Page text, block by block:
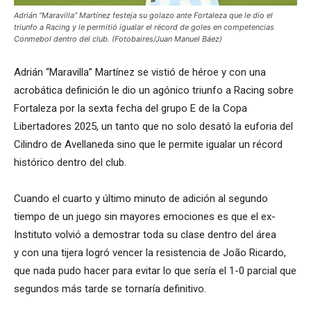
Adrián “Maravilla” Martínez festeja su golazo ante Fortaleza que le dio el
triunfo a Racing y le permitió igualar el récord de goles en competencias
Conmebol dentro del club. (Fotobaires/Juan Manuel Báez)
Adrián “Maravilla” Martínez se vistió de héroe y con una
acrobática definición le dio un agónico triunfo a Racing sobre
Fortaleza por la sexta fecha del grupo E de la Copa
Libertadores 2025, un tanto que no solo desató la euforia del
Cilindro de Avellaneda sino que le permite igualar un récord
histórico dentro del club.
Cuando el cuarto y último minuto de adición al segundo
tiempo de un juego sin mayores emociones es que el ex-
Instituto volvió a demostrar toda su clase dentro del área
y con una tijera logró vencer la resistencia de João Ricardo,
que nada pudo hacer para evitar lo que sería el 1-0 parcial que
segundos más tarde se tornaría definitivo.